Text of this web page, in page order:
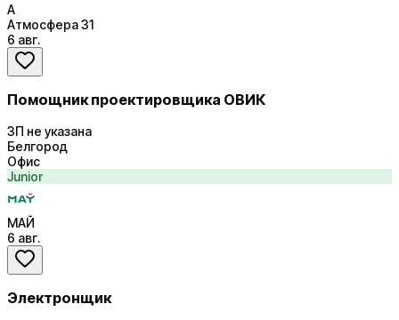
А
Атмосфера 31
6 авг.
Помощник проектировщика ОВИК
ЗП не указана
Белгород
Офис
Junior
МАЙ
6 авг.
Электронщик